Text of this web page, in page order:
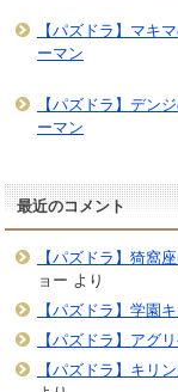
【パズドラ】マキ
ーマン
【パズドラ】デン
ーマン
最近のコメント
【パズドラ】猗窩
ョー より
【パズドラ】学園
【パズドラ】アグ
【パズドラ】キリ